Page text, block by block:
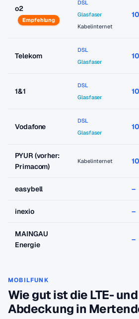
o2
Empfehlung
DSL
Glasfaser
Kabelinternet
Telekom
DSL
Glasfaser
1&1
DSL
Glasfaser
Vodafone
DSL
Glasfaser
PYUR (vorher:
Primacom)
Kabelinternet
easybell –
inexio –
MAINGAU
Energie
–
MOBILFUNK
Wie gut ist die LTE-
Abdeckung in